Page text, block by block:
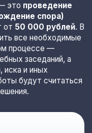
это проведение
спора)
от 50 000 рублей. В
все необходимые
процессе —
заседаний, а
иска и иных
будут считаться